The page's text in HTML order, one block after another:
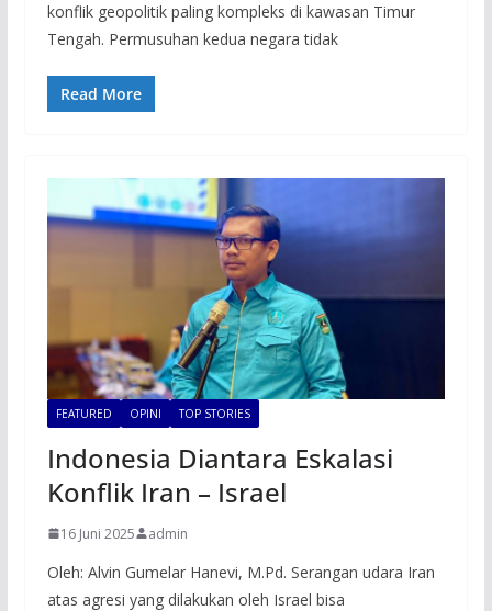
konflik geopolitik paling kompleks di kawasan Timur
Tengah. Permusuhan kedua negara tidak
Read More
FEATURED OPINI TOP STORIES
Indonesia Diantara Eskalasi
Konflik Iran – Israel
16 Juni 2025 admin
Oleh: Alvin Gumelar Hanevi, M.Pd. Serangan udara Iran
atas agresi yang dilakukan oleh Israel bisa